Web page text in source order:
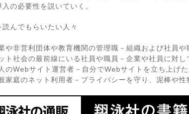
入の必要性を説いていく。
読んでもらいたい人々
や非営利団体や教育機関の管理職－組織および社員
ト社会の最前線にいる社員や職員－企業や社員に対
のWebサイト運営者－自分でWebサイトを立ち上げ
家庭のネット利用者－プライバシーを守り、泥棒や